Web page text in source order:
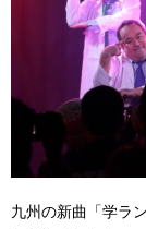
九州の新曲「学ラ